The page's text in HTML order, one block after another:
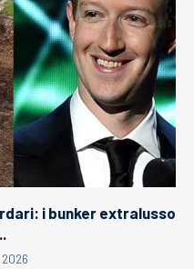
i bunker extralusso